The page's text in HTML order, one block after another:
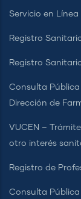
Servicio en Línea
Registro
Registro
Consulta
Dirección de
VUCEN –
otro interés
Registro de
Consulta